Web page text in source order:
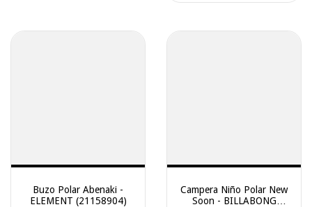
Buzo Polar Abenaki -
ELEMENT (21158904)
Campera Niño Polar New
Soon - BILLABONG